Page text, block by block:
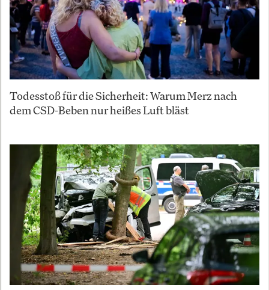
Todesstoß für die Sicherheit: Warum Merz nach
dem CSD-Beben nur heißes Luft bläst